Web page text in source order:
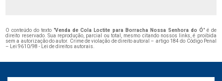
O conteúdo do texto "Venda de Cola Loctite para Borracha Nossa Senhora do Ó" é de
direito reservado. Sua reprodução, parcial ou total, mesmo citando nossos links, é proibida
sem a autorização do autor. Crime de violação de direito autoral – artigo 184 do Código Penal
– Lei 9610/98 - Lei de direitos autorais.